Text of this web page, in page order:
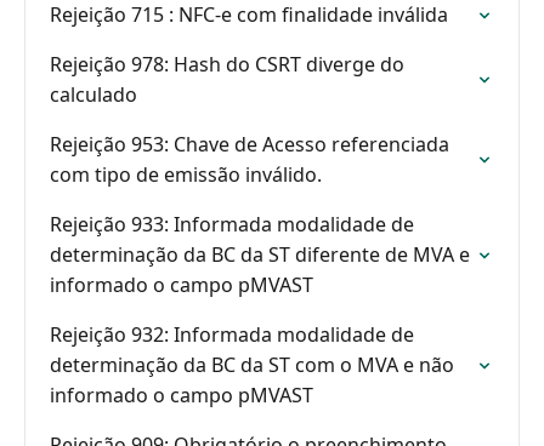
Rejeição 715 : NFC-e com finalidade inválida
Rejeição 978: Hash do CSRT diverge do
calculado
Rejeição 953: Chave de Acesso referenciada
com tipo de emissão inválido.
Rejeição 933: Informada modalidade de
determinação da BC da ST diferente de MVA e
informado o campo pMVAST
Rejeição 932: Informada modalidade de
determinação da BC da ST com o MVA e não
informado o campo pMVAST